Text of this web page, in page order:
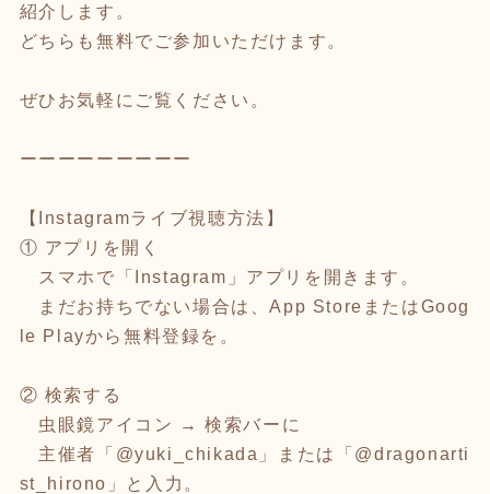
紹介します。
どちらも無料でご参加いただけます。
ぜひお気軽にご覧ください。
ーーーーーーーーー
【Instagramライブ視聴方法】
① アプリを開く
スマホで「Instagram」アプリを開きます。
まだお持ちでない場合は、App StoreまたはGoog
le Playから無料登録を。
② 検索する
虫眼鏡アイコン → 検索バーに
主催者「@yuki_chikada」または「@dragonarti
st_hirono」と入力。